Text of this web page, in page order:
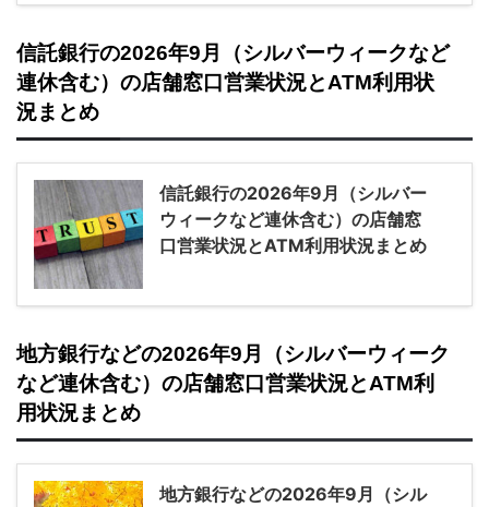
信託銀行の2026年9月（シルバーウィークなど
連休含む）の店舗窓口営業状況とATM利用状
況まとめ
信託銀行の2026年9月（シルバー
ウィークなど連休含む）の店舗窓
口営業状況とATM利用状況まとめ
地方銀行などの2026年9月（シルバーウィーク
など連休含む）の店舗窓口営業状況とATM利
用状況まとめ
地方銀行などの2026年9月（シル